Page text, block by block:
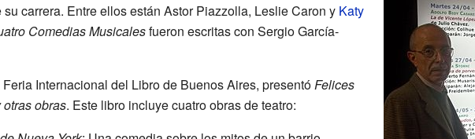
su carrera. Entre ellos están Astor Piazzolla, Leslie Caron y Katy
Comedias Musicalesfueron escritas con Sergio García-
Internacional del Libro de Buenos Aires, presentóFelices
obras. Este libro incluye cuatro obras de teatro: